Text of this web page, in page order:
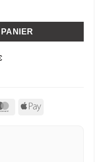
MasterCardApple